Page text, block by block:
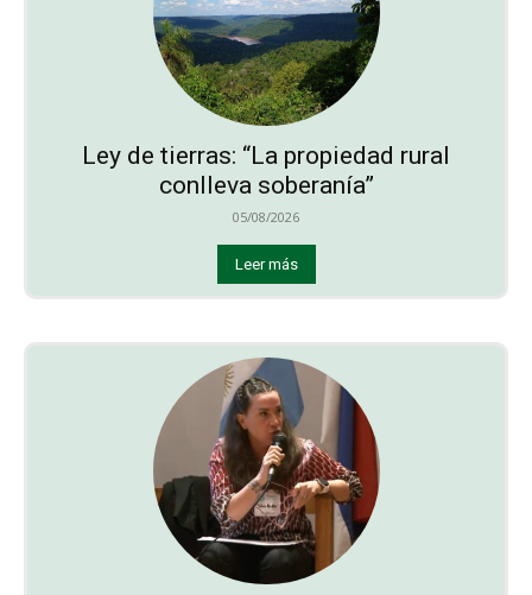
Ley de tierras: “La propiedad rural
conlleva soberanía”
05/08/2026
Leer más